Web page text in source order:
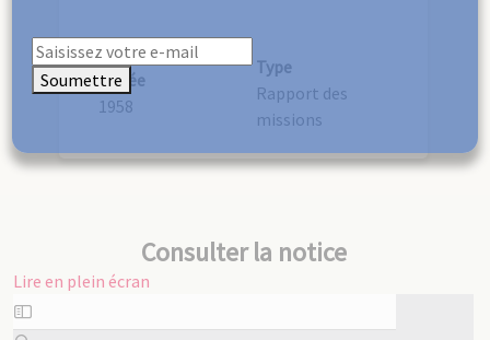
Année
1958
Type
Rapport des
missions
Consulter la notice
Lire en plein écran
Aller
au
Soumettre